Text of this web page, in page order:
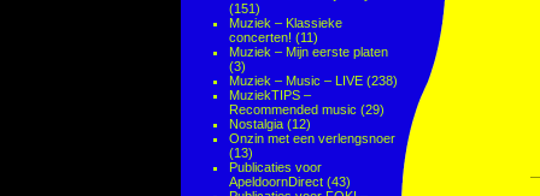
(151)
Muziek – Klassieke
concerten! (11)
Muziek – Mijn eerste platen
(3)
Muziek – Music – LIVE (238)
MuziekTIPS –
Recommended music (29)
Nostalgia (12)
Onzin met een verlengsnoer
(13)
Publicaties voor
ApeldoornDirect (43)